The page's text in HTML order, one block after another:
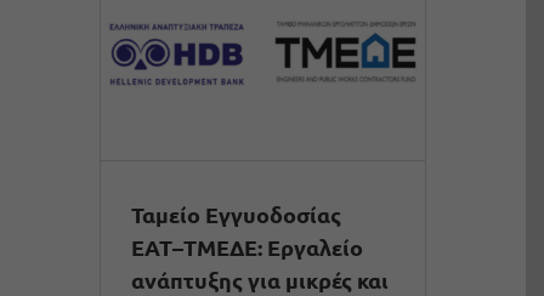
Ταμείο Εγγυοδοσίας
ΕΑΤ–ΤΜΕΔΕ: Εργαλείο
ανάπτυξης για μικρές και